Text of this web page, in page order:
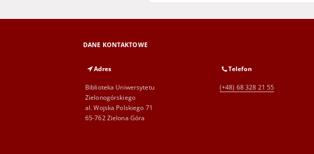
DANE KONTAKTOWE
Adres
Biblioteka Uniwersytetu
Zielonogórskiego
al. Wojska Polskiego 71
65-762 Zielona Góra
Telefon
(+48) 68 328 21 55